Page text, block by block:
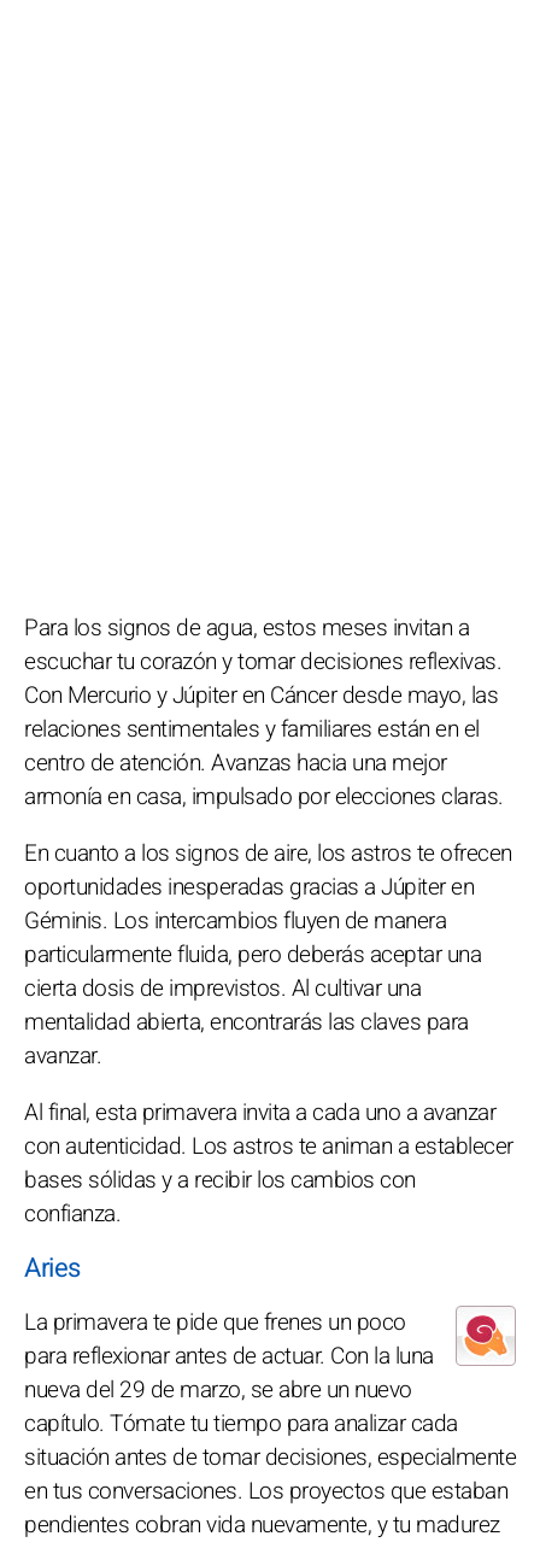
Para los signos de agua, estos meses invitan a
escuchar tu corazón y tomar decisiones reflexivas.
Con Mercurio y Júpiter en Cáncer desde mayo, las
relaciones sentimentales y familiares están en el
centro de atención. Avanzas hacia una mejor
armonía en casa, impulsado por elecciones claras.
En cuanto a los signos de aire, los astros te ofrecen
oportunidades inesperadas gracias a Júpiter en
Géminis. Los intercambios fluyen de manera
particularmente fluida, pero deberás aceptar una
cierta dosis de imprevistos. Al cultivar una
mentalidad abierta, encontrarás las claves para
avanzar.
Al final, esta primavera invita a cada uno a avanzar
con autenticidad. Los astros te animan a establecer
bases sólidas y a recibir los cambios con
confianza.
Aries
La primavera te pide que frenes un poco
para reflexionar antes de actuar. Con la luna
nueva del 29 de marzo, se abre un nuevo
capítulo. Tómate tu tiempo para analizar cada
situación antes de tomar decisiones, especialmente
en tus conversaciones. Los proyectos que estaban
pendientes cobran vida nuevamente, y tu madurez